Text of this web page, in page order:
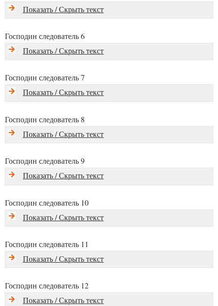
Показать / Скрыть текст
Господин следователь 6
Показать / Скрыть текст
Господин следователь 7
Показать / Скрыть текст
Господин следователь 8
Показать / Скрыть текст
Господин следователь 9
Показать / Скрыть текст
Господин следователь 10
Показать / Скрыть текст
Господин следователь 11
Показать / Скрыть текст
Господин следователь 12
Показать / Скрыть текст